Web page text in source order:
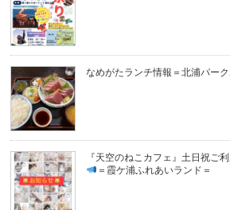
なめがたランチ情報＝北浦パー
『天空のねこカフェ』土日祝ご
＝霞ケ浦ふれあいランド＝